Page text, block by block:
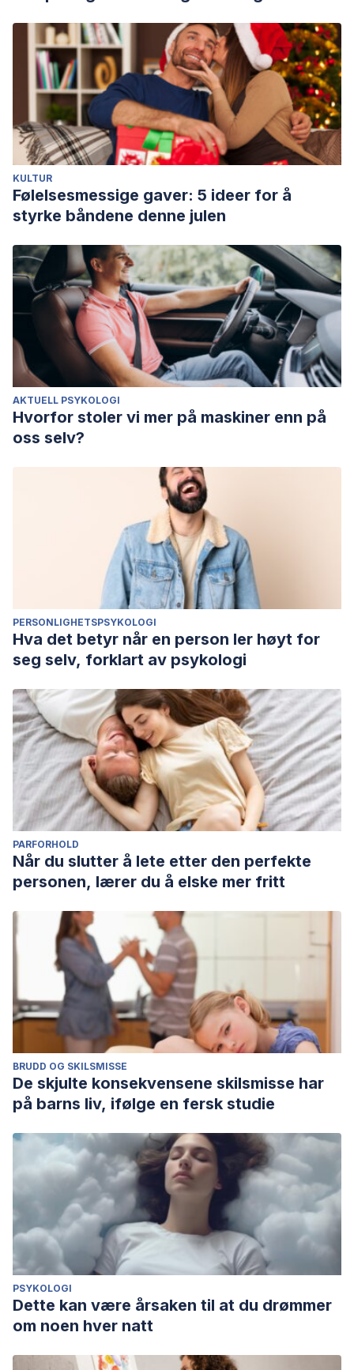
KULTUR
Følelsesmessige gaver: 5 ideer for å
styrke båndene denne julen
AKTUELL PSYKOLOGI
Hvorfor stoler vi mer på maskiner enn på
oss selv?
PERSONLIGHETSPSYKOLOGI
Hva det betyr når en person ler høyt for
seg selv, forklart av psykologi
PARFORHOLD
Når du slutter å lete etter den perfekte
personen, lærer du å elske mer fritt
BRUDD OG SKILSMISSE
De skjulte konsekvensene skilsmisse har
på barns liv, ifølge en fersk studie
PSYKOLOGI
Dette kan være årsaken til at du drømmer
om noen hver natt